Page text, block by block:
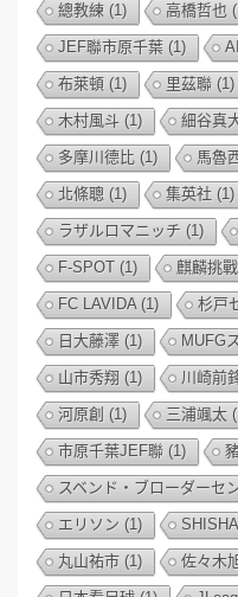
總教練 (1) 高橋哲也
JEF聯市原千葉 (1) AI
布萊頓 (1) 里茲聯 (1)
木村風斗 (1) 細谷真
多摩川德比 (1) 馬魯
北條聰 (1) 集英社 (1)
ラザルロマニッチ (1)
F-SPOT (1) 麒麟挑
FC LAVIDA(1) 杉戸
日大藤澤 (1) MUFG
山市秀翔 (1) 川崎前
河原創 (1) 三浦颯太
市原千葉JEF聯 (1)
スベンド・ブローダーセ
エリソン (1)
丸山祐市 (1) 佐々木